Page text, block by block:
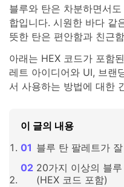
블루와 탄은 차분하면서
합입니다. 시원한 바다 같
뜻한 탄은 편안함과 친근
아래는 HEX 코드가 포함
레트 아이디어와 UI, 브랜
서 사용하는 방법에 대한
이 글의 내용
블루 탄 팔레트가
20가지 이상의 블
(HEX 코드 포함)